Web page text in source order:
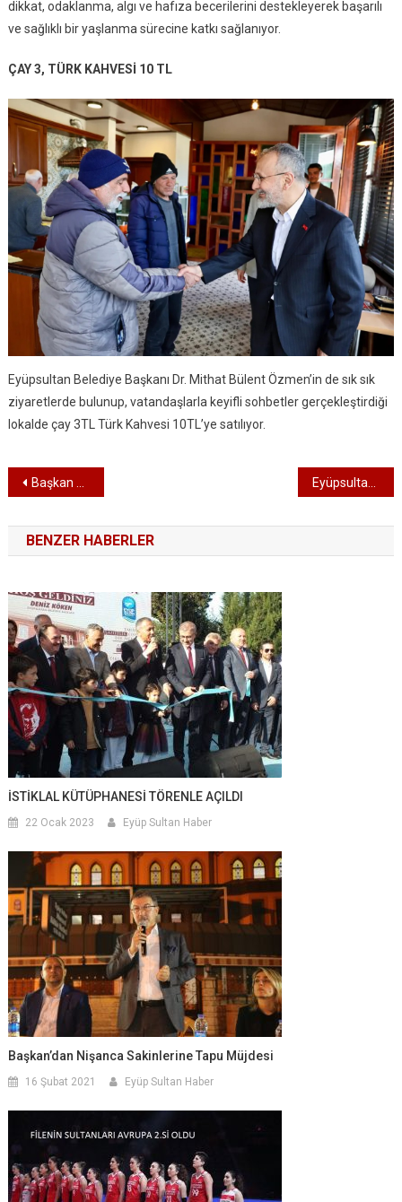
dikkat, odaklanma, algı ve hafıza becerilerini destekleyerek başarılı
ve sağlıklı bir yaşlanma sürecine katkı sağlanıyor.
ÇAY 3, TÜRK KAHVESİ 10 TL
Eyüpsultan Belediye Başkanı Dr. Mithat Bülent Özmen’in de sık sık
ziyaretlerde bulunup, vatandaşlarla keyifli sohbetler gerçekleştirdiği
lokalde çay 3TL Türk Kahvesi 10TL’ye satılıyor.
Yazı dolaşımı
Başkan Özmen, Dersimliler Birlik ve Dayanışma Pikniği’nde hemşehrileriyle buluştu
BENZER HABERLER
İSTİKLAL KÜTÜPHANESİ TÖRENLE AÇILDI
22 Ocak 2023 Eyüp Sultan Haber
Başkan’dan Nişanca Sakinlerine Tapu Müjdesi
16 Şubat 2021 Eyüp Sultan Haber